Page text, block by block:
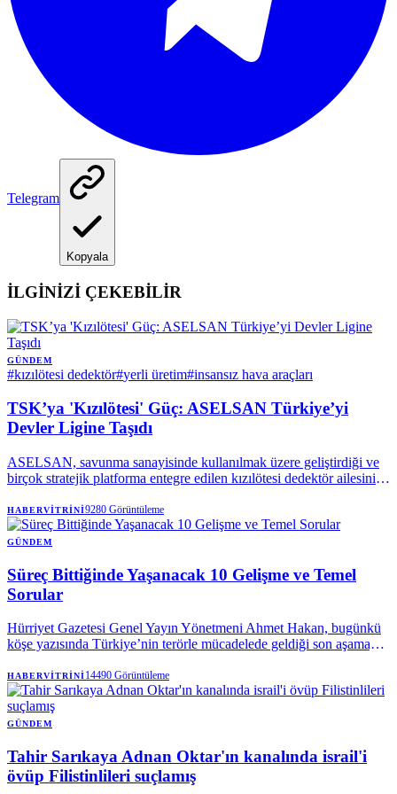
Telegram
Kopyala
İLGİNİZİ ÇEKEBİLİR
GÜNDEM
#kızılötesi dedektör#yerli üretim#insansız hava araçları
TSK’ya 'Kızılötesi' Güç: ASELSAN Türkiye’yi
Devler Ligine Taşıdı
ASELSAN, savunma sanayisinde kullanılmak üzere geliştirdiği ve
birçok stratejik platforma entegre edilen kızılötesi dedektör ailesini
HABERVITRINI9280 Görüntüleme
GÜNDEM
Süreç Bittiğinde Yaşanacak 10 Gelişme ve Temel
Sorular
Hürriyet Gazetesi Genel Yayın Yönetmeni Ahmet Hakan, bugünkü
köşe yazısında Türkiye’nin terörle mücadelede geldiği son aşamayı,
aldı. Hakan; sürecin hedeflerinden af iddialarına, yasal çerçevenin
detaylarından sürecin önde gelen isimlerine kadar kamuoyunun
merak ettiği sorulara yanıt verdi.
HABERVITRINI14490 Görüntüleme
GÜNDEM
Tahir Sarıkaya Adnan Oktar'ın kanalında israil'i
övüp Filistinlileri suçlamış